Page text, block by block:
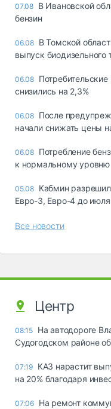
07.08 В Ивановской
бензин
06.08 В Томской
выпуск биодизельного
06.08
снизились на 2,3%
06.08 После
начали снижать цены
06.08 Потребление
к нормальному уровню
05.08 Кабмин
Евро-3, Евро-4 до июля
Все новости
Центр
08:15 На автодороге
Судогодском районе
07:19 КАЗ нарастит
на 20% благодаря
07:06 На ремонт